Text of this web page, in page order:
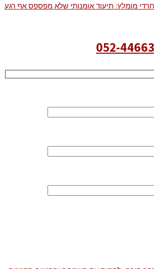
מומלץ: תיעוד אומנותי שלא מפספס אף רגע
052-